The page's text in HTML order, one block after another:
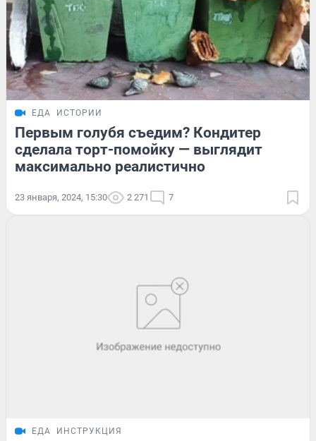
ЕДА ИСТОРИИ
Первым голубя съедим? Кондитер
сделала торт-помойку — выглядит
максимально реалистично
23 января, 2024, 15:30 2 271 7
ЕДА ИНСТРУКЦИЯ